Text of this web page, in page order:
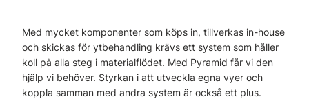
Med mycket komponenter som köps in, tillverkas in-house
och skickas för ytbehandling krävs ett system som håller
koll på alla steg i materialflödet. Med Pyramid får vi den
hjälp vi behöver. Styrkan i att utveckla egna vyer och
koppla samman med andra system är också ett plus.